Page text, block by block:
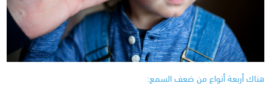
هناك أربعة أنواع من ضعف السمع: